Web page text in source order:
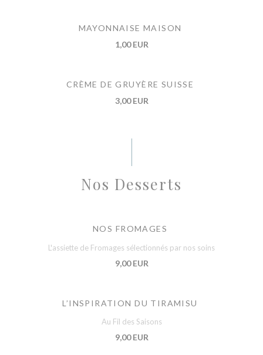
MAYONNAISE MAISON
1,00 EUR
CRÈME DE GRUYÈRE SUISSE
3,00 EUR
Nos Desserts
NOS FROMAGES
L'assiette de Fromages sélectionnés par nos soins
9,00 EUR
L’INSPIRATION DU TIRAMISU
Au Fil des Saisons
9,00 EUR